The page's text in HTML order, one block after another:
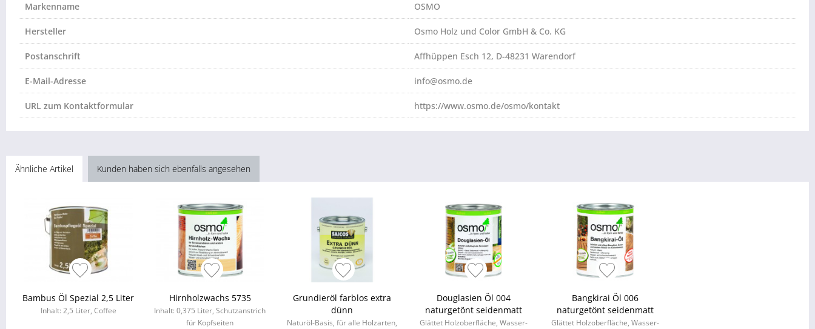
Markenname OSMO
Hersteller Osmo Holz und Color GmbH & Co. KG
Postanschrift Affhüppen Esch 12, D-48231 Warendorf
E-Mail-Adresse info@osmo.de
URL zum Kontaktformular https://www.osmo.de/osmo/kontakt
Ähnliche Artikel Kunden haben sich ebenfalls angesehen
Bambus Öl Spezial 2,5 Liter
Inhalt: 2,5 Liter, Coffee
Hirnholzwachs 5735
Inhalt: 0,375 Liter, Schutzanstrich
für Kopfseiten
Grundieröl farblos extra
dünn
Naturöl-Basis, für alle Holzarten,
Douglasien Öl 004
naturgetönt seidenmatt
Glättet Holzoberfläche, Wasser-
Bangkirai Öl 006
naturgetönt seidenmatt
Glättet Holzoberfläche, Wasser-